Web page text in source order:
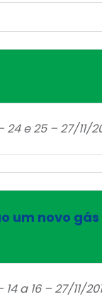
e 25 – 27/11/
um novo
a 16 – 27/11/